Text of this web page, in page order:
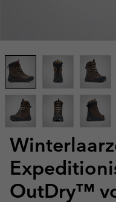
OutDry™